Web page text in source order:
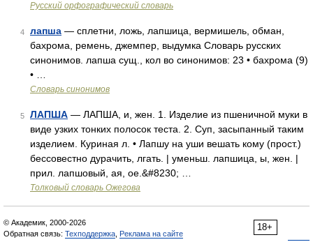
Русский орфографический словарь
4 лапша — сплетни, ложь, лапшица, вермишель, обман,
бахрома, ремень, джемпер, выдумка Словарь русских
синонимов. лапша сущ., кол во синонимов: 23 • бахрома (9)
• …
Словарь синонимов
5 ЛАПША — ЛАПША, и, жен. 1. Изделие из пшеничной муки в
виде узких тонких полосок теста. 2. Суп, засыпанный таким
изделием. Куриная л. • Лапшу на уши вешать кому (прост.)
бессовестно дурачить, лгать. | уменьш. лапшица, ы, жен. |
прил. лапшовый, ая, ое.&#8230; …
Толковый словарь Ожегова
18+
© Академик, 2000-2026
Обратная связь: Техподдержка Реклама на сайте